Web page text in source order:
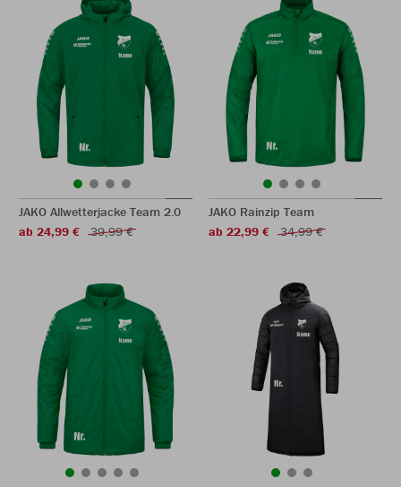
JAKO Allwetterjacke Team 2.0
ab 24,99 €
39,99 €
JAKO Rainzip Team
ab 22,99 €
34,99 €